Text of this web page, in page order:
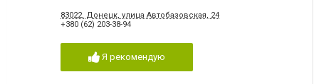
83022, Донецк, улица Автобазовская, 24
+380 (62) 203-38-94
Я рекомендую